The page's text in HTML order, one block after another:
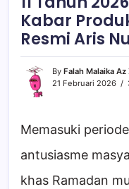
Kabar
Resmi Aris
By Falah Malaika Az
21 Februari 2026
Memasuki
antusiasme
khas Ramadan